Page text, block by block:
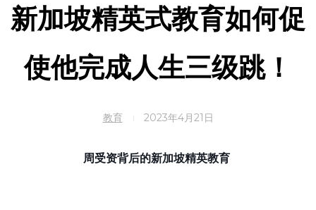
新加坡精英式教育如何促
使他完成人生三级跳！
2023年4月21日
教育
周受资背后的新加坡精英教育